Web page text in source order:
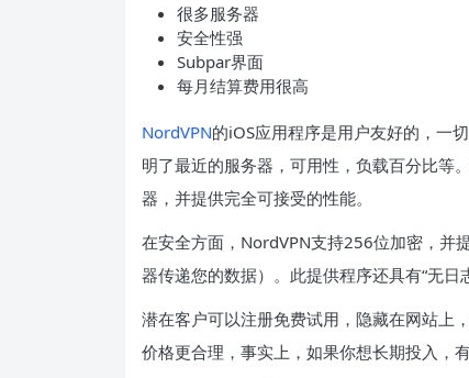
很多服务器
安全性强
Subpar界面
每月结算费用很高
NordVPN的iOS应用程序是用户友好的，一
明了最近的服务器，可用性，负载百分比等
器，并提供完全可接受的性能。
在安全方面，NordVPN支持256位加密，并
器传递您的数据）。此提供程序还具有“无日
潜在客户可以注册免费试用，隐藏在网站上
价格更合理，事实上，如果你想长期投入，